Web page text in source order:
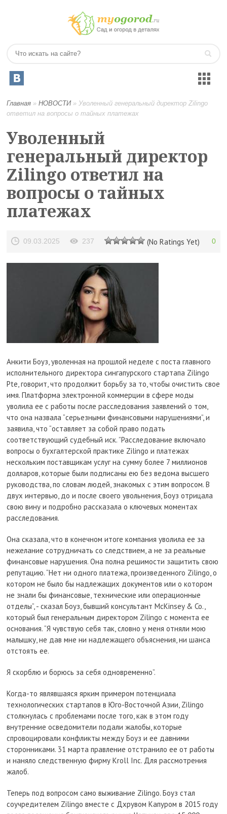
Главная »НОВОСТИ»Уволенный генеральный директор Zilingo
ответил на вопросы о тайных платежах
Уволенный
генеральный директор
Zilingo ответил на
вопросы о тайных
платежах
09.03.2025 237 (No Ratings Yet) 0
Анкити Боуз, уволенная на прошлой неделе с поста главного
исполнительного директора сингапурского стартапа Zilingo
Pte, говорит, что продолжит борьбу за то, чтобы очистить свое
имя. Платформа электронной коммерции в сфере моды
уволила ее с работы после расследования заявлений о том,
что она назвала “серьезными финансовыми нарушениями”, и
заявила, что “оставляет за собой право подать
соответствующий судебный иск. ”Расследование включало
вопросы о бухгалтерской практике Zilingo и платежах
нескольким поставщикам услуг на сумму более 7 миллионов
долларов, которые были подписаны ею без ведома высшего
руководства, по словам людей, знакомых с этим вопросом. В
двух интервью, до и после своего увольнения, Боуз отрицала
свою вину и подробно рассказала о ключевых моментах
расследования.
Она сказала, что в конечном итоге компания уволила ее за
нежелание сотрудничать со следствием, а не за реальные
финансовые нарушения. Она полна решимости защитить свою
репутацию. “Нет ни одного платежа, произведенного Zilingo, о
котором не было бы надлежащих документов или о котором
не знали бы финансовые, технические или операционные
отделы”, - сказал Боуз, бывший консультант McKinsey & Co.,
который был генеральным директором Zilingo с момента ее
основания. “Я чувствую себя так, словно у меня отняли мою
малышку, не дав мне ни надлежащего объяснения, ни шанса
отстоять ее.
Я скорблю и борюсь за себя одновременно”.
Когда-то являвшаяся ярким примером потенциала
технологических стартапов в Юго-Восточной Азии, Zilingo
столкнулась с проблемами после того, как в этом году
внутренние осведомители подали жалобы, которые
спровоцировали конфликты между Боуз и ее давними
сторонниками. 31 марта правление отстранило ее от работы
и наняло следственную фирму Kroll Inc. Для рассмотрения
жалоб.
Теперь под вопросом само выживание Zilingo. Боуз стал
соучредителем Zilingo вместе с Дхрувом Капуром в 2015 году